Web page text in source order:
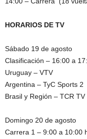
HORARIOS DE TV
Sábado 19 de agosto
Clasificación – 16:00 a
Uruguay – VTV
Argentina – TyC Sports 2
Brasil y Región – TCR TV
Domingo 20 de agosto
Carrera 1 – 9:00 a 10:00